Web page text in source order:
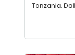
Tanzania.